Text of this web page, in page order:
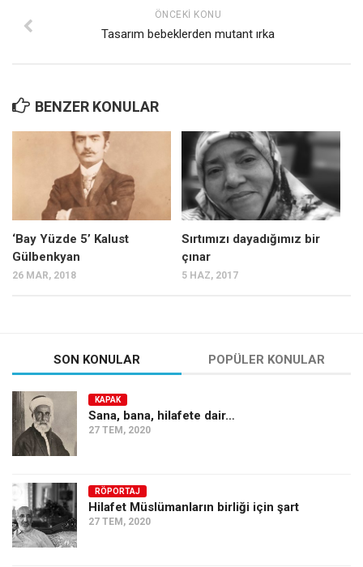
ÖNCEKI KONU
Tasarım bebeklerden mutant ırka
BENZER KONULAR
‘Bay Yüzde 5’ Kalust
Gülbenkyan
26 MAR, 2018
Sırtımızı dayadığımız bir
çınar
5 HAZ, 2017
SON KONULAR POPÜLER KONULAR
KAPAK
Sana, bana, hilafete dair…
27 TEM, 2020
RÖPORTAJ
Hilafet Müslümanların birliği için şart
27 TEM, 2020